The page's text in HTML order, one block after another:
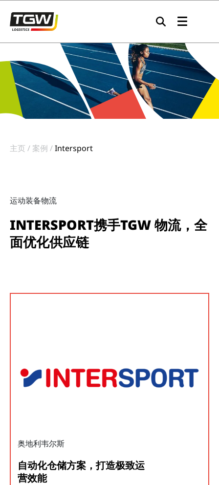
主页 案例 Intersport
运动装备物流
INTERSPORT携手TGW 物流，全
面优化供应链
奥地利韦尔斯
自动化仓储方案，打造极致运
营效能